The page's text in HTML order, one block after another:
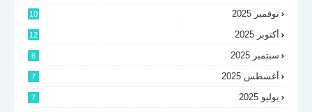
نوفمبر 2025 10
أكتوبر 2025 12
سبتمبر 2025 6
أغسطس 2025 7
يوليو 2025 7